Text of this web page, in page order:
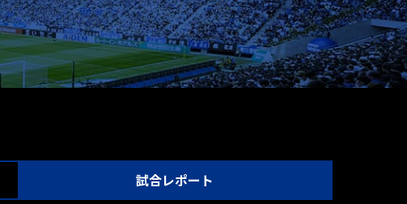
試合レポート